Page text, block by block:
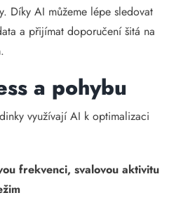
Díky AI můžeme lépe sledovat
a přijímat doporučení šitá na
a pohybu
využívají AI k optimalizaci
frekvenci, svalovou aktivitu